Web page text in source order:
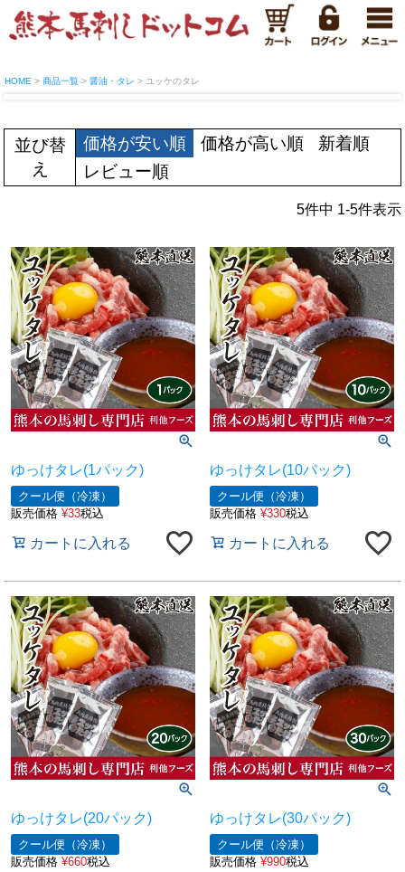
HOME 商品一覧 醤油・タレ ユッケのタレ
並び替
え
価格が安い順 価格が高い順
新着順
レビュー順
5件中 1-5件表示
ゆっけタレ(1パック)
クール便（冷凍）
販売価格 ¥33税込
カートに入れる
ゆっけタレ(10パック)
クール便（冷凍）
販売価格 ¥330税込
カートに入れる
ゆっけタレ(20パック)
クール便（冷凍）
販売価格 ¥660税込
ゆっけタレ(30パック)
クール便（冷凍）
販売価格 ¥990税込